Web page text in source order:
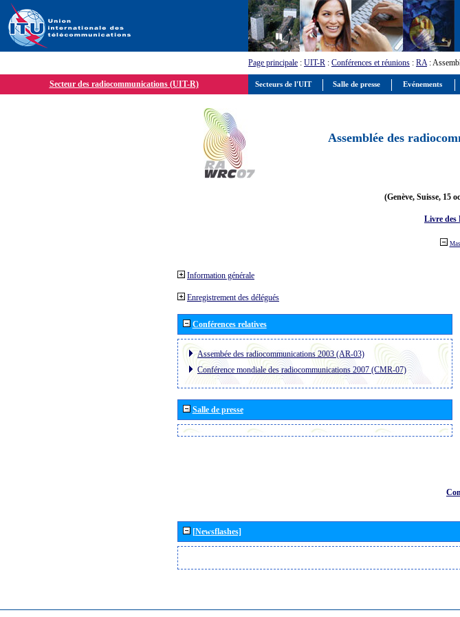
Page principale : UIT-R : Conférences et réunions : RA:
Secteur des radiocommunications (UIT-R)
Assemblée des
(Genève, Suisse, 15
Livre des
Information générale
Enregistrement des délégués
Conférences relatives
Assembée des radiocommunications 2003 (AR-03)
Conférence mondiale des radiocommunications 2007 (CMR-07)
Salle de presse
[Newsflashes]
Secteurs de l'UIT Salle de presse Evénements